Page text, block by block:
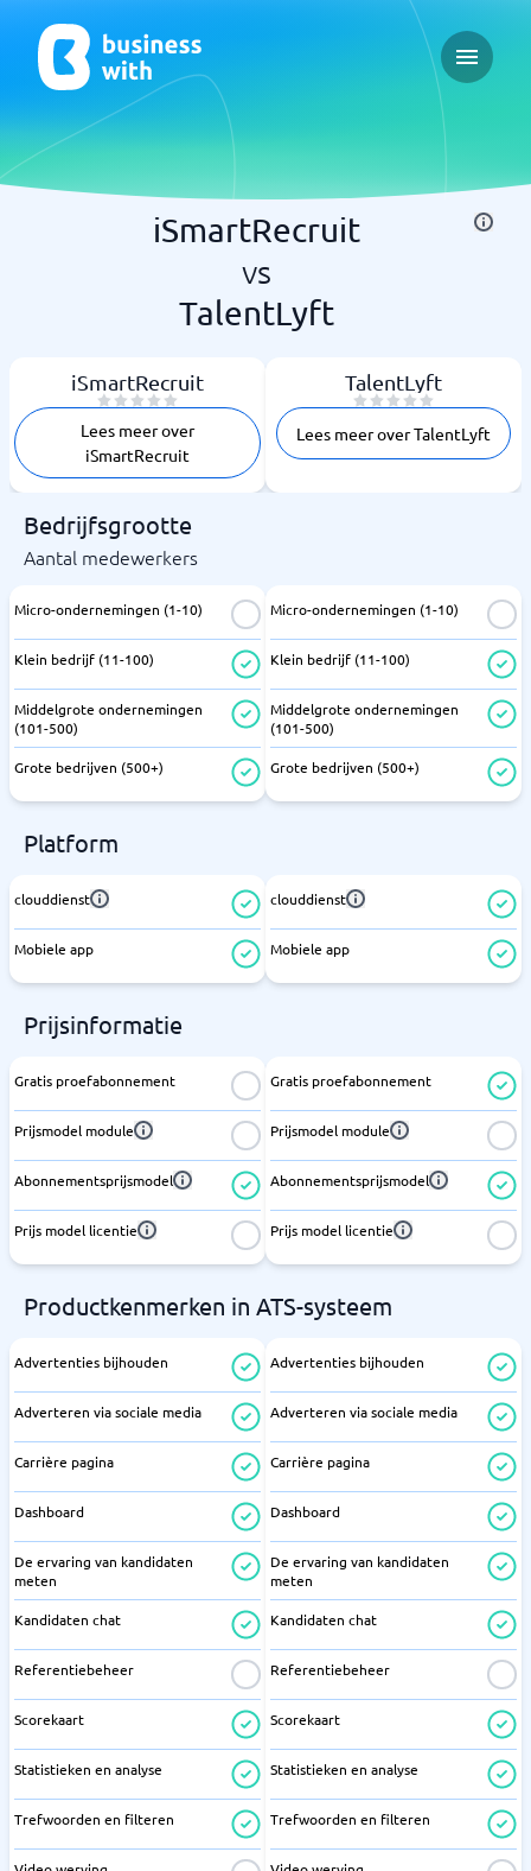
Open
iSmartRecruit
vs
TalentLyft
iSmartRecruit
Lees meer over
iSmartRecruit
TalentLyft
Lees meer over TalentLyft
Bedrijfsgrootte
Aantal medewerkers
Micro-ondernemingen (1-10)
Klein bedrijf (11-100)
Middelgrote ondernemingen
(101-500)
Grote bedrijven (500+)
Micro-ondernemingen (1-10)
Klein bedrijf (11-100)
Middelgrote ondernemingen
(101-500)
Grote bedrijven (500+)
Platform
clouddienst
Mobiele app
clouddienst
Mobiele app
Prijsinformatie
Gratis proefabonnement
Prijsmodel module
Abonnementsprijsmodel
Prijs model licentie
Gratis proefabonnement
Prijsmodel module
Abonnementsprijsmodel
Prijs model licentie
Productkenmerken in ATS-systeem
Advertenties bijhouden
Adverteren via sociale media
Carrière pagina
Dashboard
De ervaring van kandidaten
meten
Kandidaten chat
Referentiebeheer
Scorekaart
Statistieken en analyse
Trefwoorden en filteren
Advertenties bijhouden
Adverteren via sociale media
Carrière pagina
Dashboard
De ervaring van kandidaten
meten
Kandidaten chat
Referentiebeheer
Scorekaart
Statistieken en analyse
Trefwoorden en filteren